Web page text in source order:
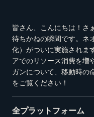
皆さん、こんにちは！さ
待ちかねの瞬間です。ネ
化）がついに実施されま
アでのリソース消費を増
ガンについて、移動時の
をご覧ください！
全プラットフォーム